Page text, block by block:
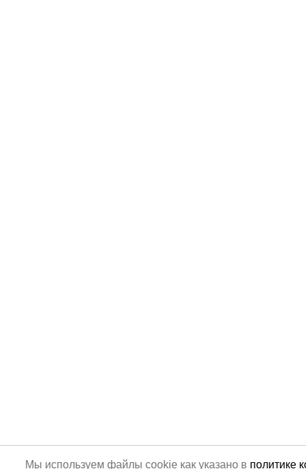
Мы используем файлы cookie как указано в политике